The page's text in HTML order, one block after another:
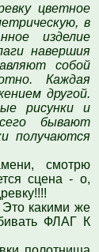
цветное
в
изделие
навершия
собой
Каждая
другой.
рисунки и
бывают
получаются
смотрю
сцена - о,
Это какими же
ФЛАГ К